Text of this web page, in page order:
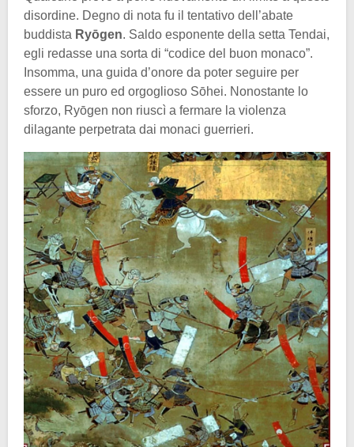
disordine. Degno di nota fu il tentativo dell’abate
buddista Ryōgen. Saldo esponente della setta Tendai,
egli redasse una sorta di “codice del buon monaco”.
Insomma, una guida d’onore da poter seguire per
essere un puro ed orgoglioso Sōhei. Nonostante lo
sforzo, Ryōgen non riuscì a fermare la violenza
dilagante perpetrata dai monaci guerrieri.